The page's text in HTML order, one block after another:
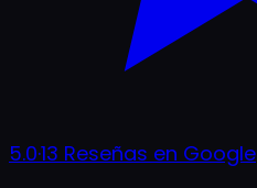
5.0·13 Reseñas en Google